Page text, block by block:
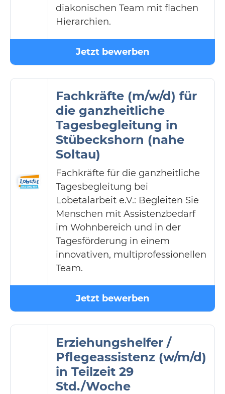
diakonischen Team mit flachen
Hierarchien.
Jetzt bewerben
Fachkräfte (m/w/d) für
die ganzheitliche
Tagesbegleitung in
Stübeckshorn (nahe
Soltau)
Fachkräfte für die ganzheitliche
Tagesbegleitung bei
Lobetalarbeit e.V.: Begleiten Sie
Menschen mit Assistenzbedarf
im Wohnbereich und in der
Tagesförderung in einem
innovativen, multiprofessionellen
Team.
Jetzt bewerben
Erziehungshelfer /
Pflegeassistenz (w/m/d)
in Teilzeit 29
Std./Woche